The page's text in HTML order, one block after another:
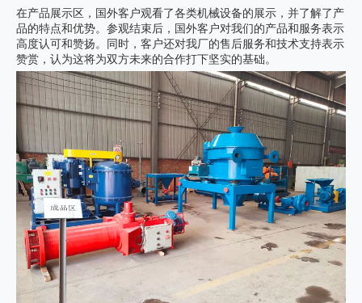
在产品展示区，国外客户观看了各类机械设备的展示，并了解了产
品的特点和优势。参观结束后，国外客户对我们的产品和服务表示
高度认可和赞扬。同时，客户还对我厂的售后服务和技术支持表示
赞赏，认为这将为双方未来的合作打下坚实的基础。